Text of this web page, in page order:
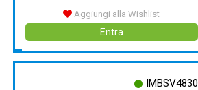
Aggiungi alla Wishlist
Entra
IMBSV4830